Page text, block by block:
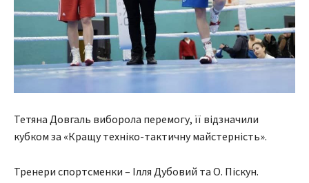
Тетяна Довгаль виборола перемогу, її відзначили
кубком за «Кращу техніко-тактичну майстерність».
Тренери спортсменки – Ілля Дубовий та О. Піскун.